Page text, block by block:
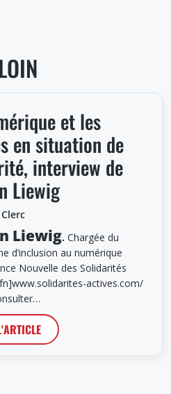
et les
en situation de
interview de
Liewig
Liewig. Chargée du
d’inclusion au numérique
Nouvelle des Solidarités
actives.com/